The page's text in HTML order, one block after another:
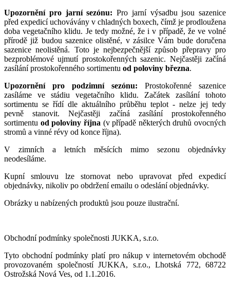
Upozornění pro jarní sezónu: Pro jarní výsadbu jsou sazenice
před expedicí uchovávány v chladných boxech, čímž je prodloužena
doba vegetačního klidu. Je tedy možné, že i v případě, že ve volné
přírodě již budou sazenice olistěné, v zásilce Vám bude doručena
sazenice neolistěná. Toto je nejbezpečnější způsob přepravy pro
bezproblémové ujmutí prostokořenných sazenic. Nejčastěji začíná
zasílání prostokořenného sortimentu od poloviny března.
Upozornění pro podzimní sezónu: Prostokořenné sazenice
zasíláme ve stádiu vegetačního klidu. Začátek zasílání tohoto
sortimentu se řídí dle aktuálního průběhu teplot - nelze jej tedy
pevně stanovit. Nejčastěji začíná zasílání prostokořenného
sortimentu od poloviny října (v případě některých druhů ovocných
stromů a vinné révy od konce října).
V zimních a letních měsících mimo sezonu objednávky
neodesíláme.
Kupní smlouvu lze stornovat nebo upravovat před expedicí
objednávky, nikoliv po obdržení emailu o odeslání objednávky.
Obrázky u nabízených produktů jsou pouze ilustrační.
Obchodní podmínky společnosti JUKKA, s.r.o.
Tyto obchodní podmínky platí pro nákup v internetovém obchodě
provozovaném společností JUKKA, s.r.o., Lhotská 772, 68722
Ostrožská Nová Ves, od 1.1.2016.